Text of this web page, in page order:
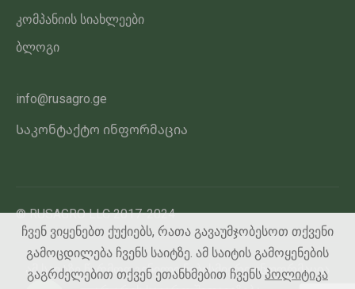
კომპანიის სიახლეები
ბლოგი
info@rusagro.ge
Საკონტაქტო ინფორმაცია
© RUSAGRO LLC 2017-2024
ამ საიტზე წარმოდგენილი ნებისმიერი ინფორმაცია
ჩვენ ვიყენებთ ქუქიებს, რათა გავაუმჯობესოთ თქვენი
გამოცდილება ჩვენს საიტზე. ამ საიტის გამოყენების
გაგრძელებით თქვენ ეთანხმებით ჩვენს პოლიტიკა